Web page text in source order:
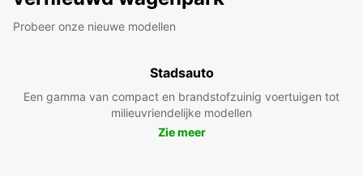
Probeer onze nieuwe modellen
Stadsauto
Een gamma van compact en brandstofzuinig voertuigen tot
milieuvriendelijke modellen
Zie meer